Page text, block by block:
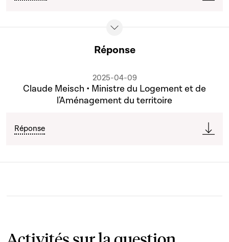
Réponse
2025-04-09
Claude Meisch • Ministre du Logement et de
l'Aménagement du territoire
Réponse